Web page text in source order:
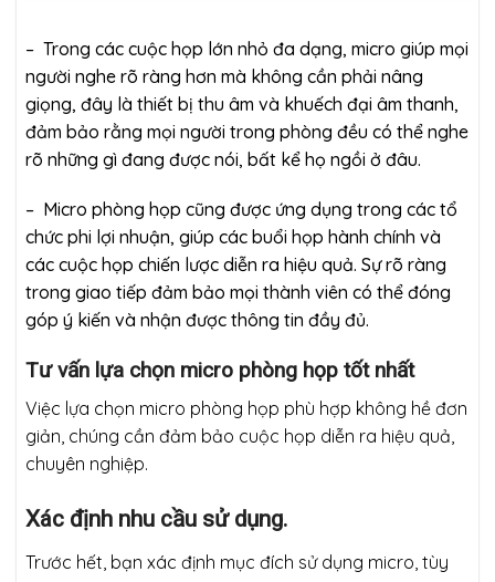
– Trong các cuộc họp lớn nhỏ đa dạng, micro giúp mọi
người nghe rõ ràng hơn mà không cần phải nâng
giọng, đây là thiết bị thu âm và khuếch đại âm thanh,
đảm bảo rằng mọi người trong phòng đều có thể nghe
rõ những gì đang được nói, bất kể họ ngồi ở đâu.
– Micro phòng họp cũng được ứng dụng trong các tổ
chức phi lợi nhuận, giúp các buổi họp hành chính và
các cuộc họp chiến lược diễn ra hiệu quả. Sự rõ ràng
trong giao tiếp đảm bảo mọi thành viên có thể đóng
góp ý kiến và nhận được thông tin đầy đủ.
Tư vấn lựa chọn micro phòng họp tốt nhất
Việc lựa chọn micro phòng họp phù hợp không hề đơn
giản, chúng cần đảm bảo cuộc họp diễn ra hiệu quả,
chuyên nghiệp.
Xác định nhu cầu sử dụng.
Trước hết, bạn xác định mục đích sử dụng micro, tùy